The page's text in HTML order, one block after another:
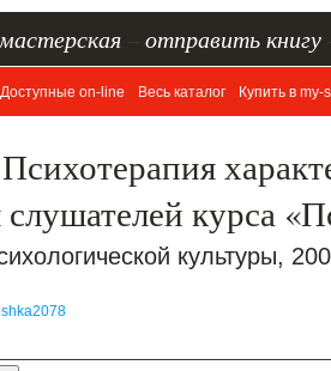
мастерская отправить книгу
Доступные on-line Весь каталог Купить в my-
курса
культуры,